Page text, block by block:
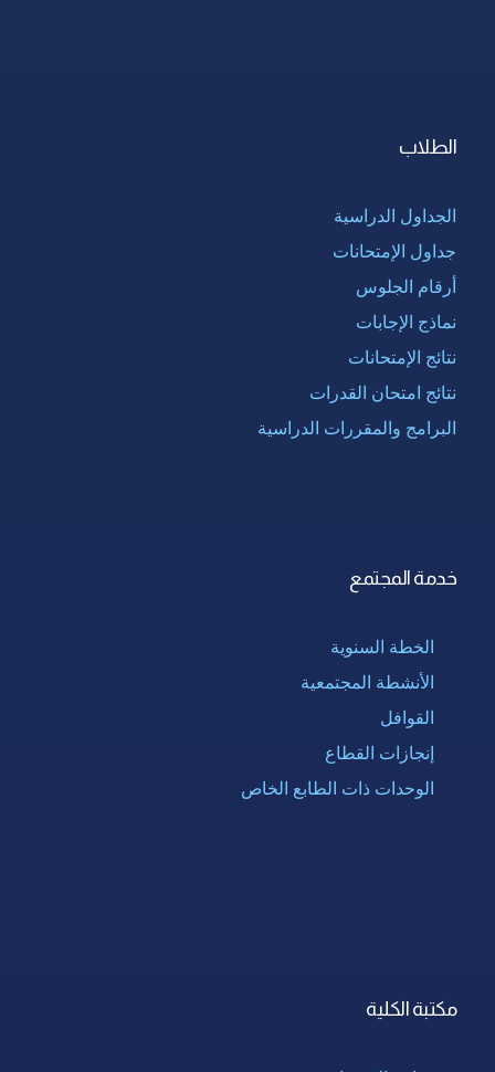
الطلاب
الجداول الدراسية
جداول الإمتحانات
أرقام الجلوس
نماذج الإجابات
نتائج الإمتحانات
نتائج امتحان القدرات
البرامج والمقررات الدراسية
خدمة المجتمع
الخطة السنوية
الأنشطة المجتمعية
القوافل
إنجازات القطاع
الوحدات ذات الطابع الخاص
مكتبة الكلية